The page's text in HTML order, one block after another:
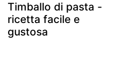
Timballo di pasta -
ricetta facile e
gustosa